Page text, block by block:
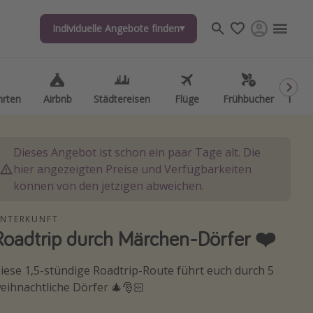
Individuelle Angebote finden
Airbnb Städtereisen Flüge Frühbucher
Individuelle Angebote finden
Airbnb Städtereisen Flüge Frühbucher
Dieses Angebot ist schon ein paar Tage alt. Die
hier angezeigten Preise und Verfügbarkeiten
können von den jetzigen abweichen.
durch Märchen-Dörfer ❤️
1,5-stündige Roadtrip-Route führt euch durch 5
Dörfer 🎄🎅🏻